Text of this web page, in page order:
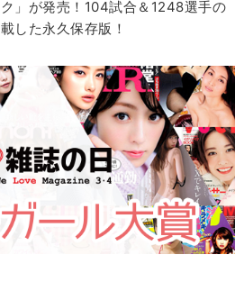
」が発売！104試合＆1248選手の
した永久保存版！